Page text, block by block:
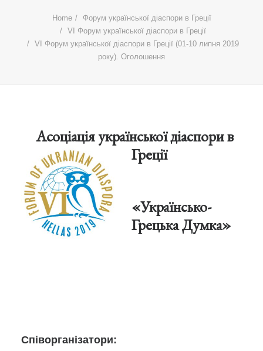
Home
Форум української діаспори в Греції
VI Форум української діаспори в Греції
VI Форум української діаспори в Греції (01-10 липня 2019
року). Оголошення
Асоціація української діаспори в
Греції
«Українсько-
Грецька Думка»
Співорганізатори: